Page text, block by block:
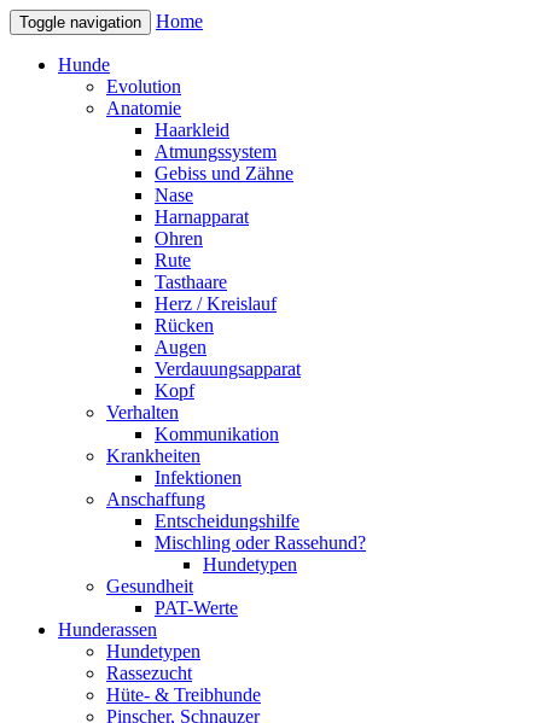
Toggle navigation Home
Hunde
Evolution
Anatomie
Haarkleid
Atmungssystem
Gebiss und Zähne
Nase
Harnapparat
Ohren
Rute
Tasthaare
Herz / Kreislauf
Rücken
Augen
Verdauungsapparat
Kopf
Verhalten
Kommunikation
Krankheiten
Infektionen
Anschaffung
Entscheidungshilfe
Mischling oder Rassehund?
Hundetypen
Gesundheit
PAT-Werte
Hunderassen
Hundetypen
Rassezucht
Hüte- & Treibhunde
Pinscher, Schnauzer